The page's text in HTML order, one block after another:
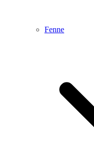
Fenne